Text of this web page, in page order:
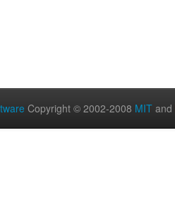
Copyright © 2002-2008 MIT and